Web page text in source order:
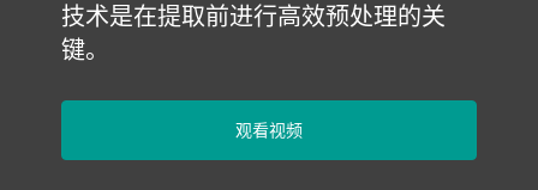
技术是在提取前进行高效预处理的关
键。
观看视频